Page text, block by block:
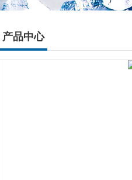
产品中心